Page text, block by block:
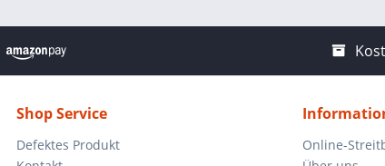
Shop Service
Defektes Produkt
Online-